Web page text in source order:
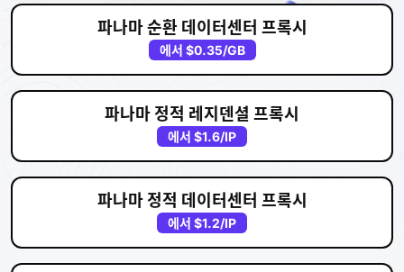
파나마 순환 데이터센터 프록시
에서 $0.35/GB
파나마 정적 레지덴셜 프록시
에서 $1.6/IP
파나마 정적 데이터센터 프록시
에서 $1.2/IP